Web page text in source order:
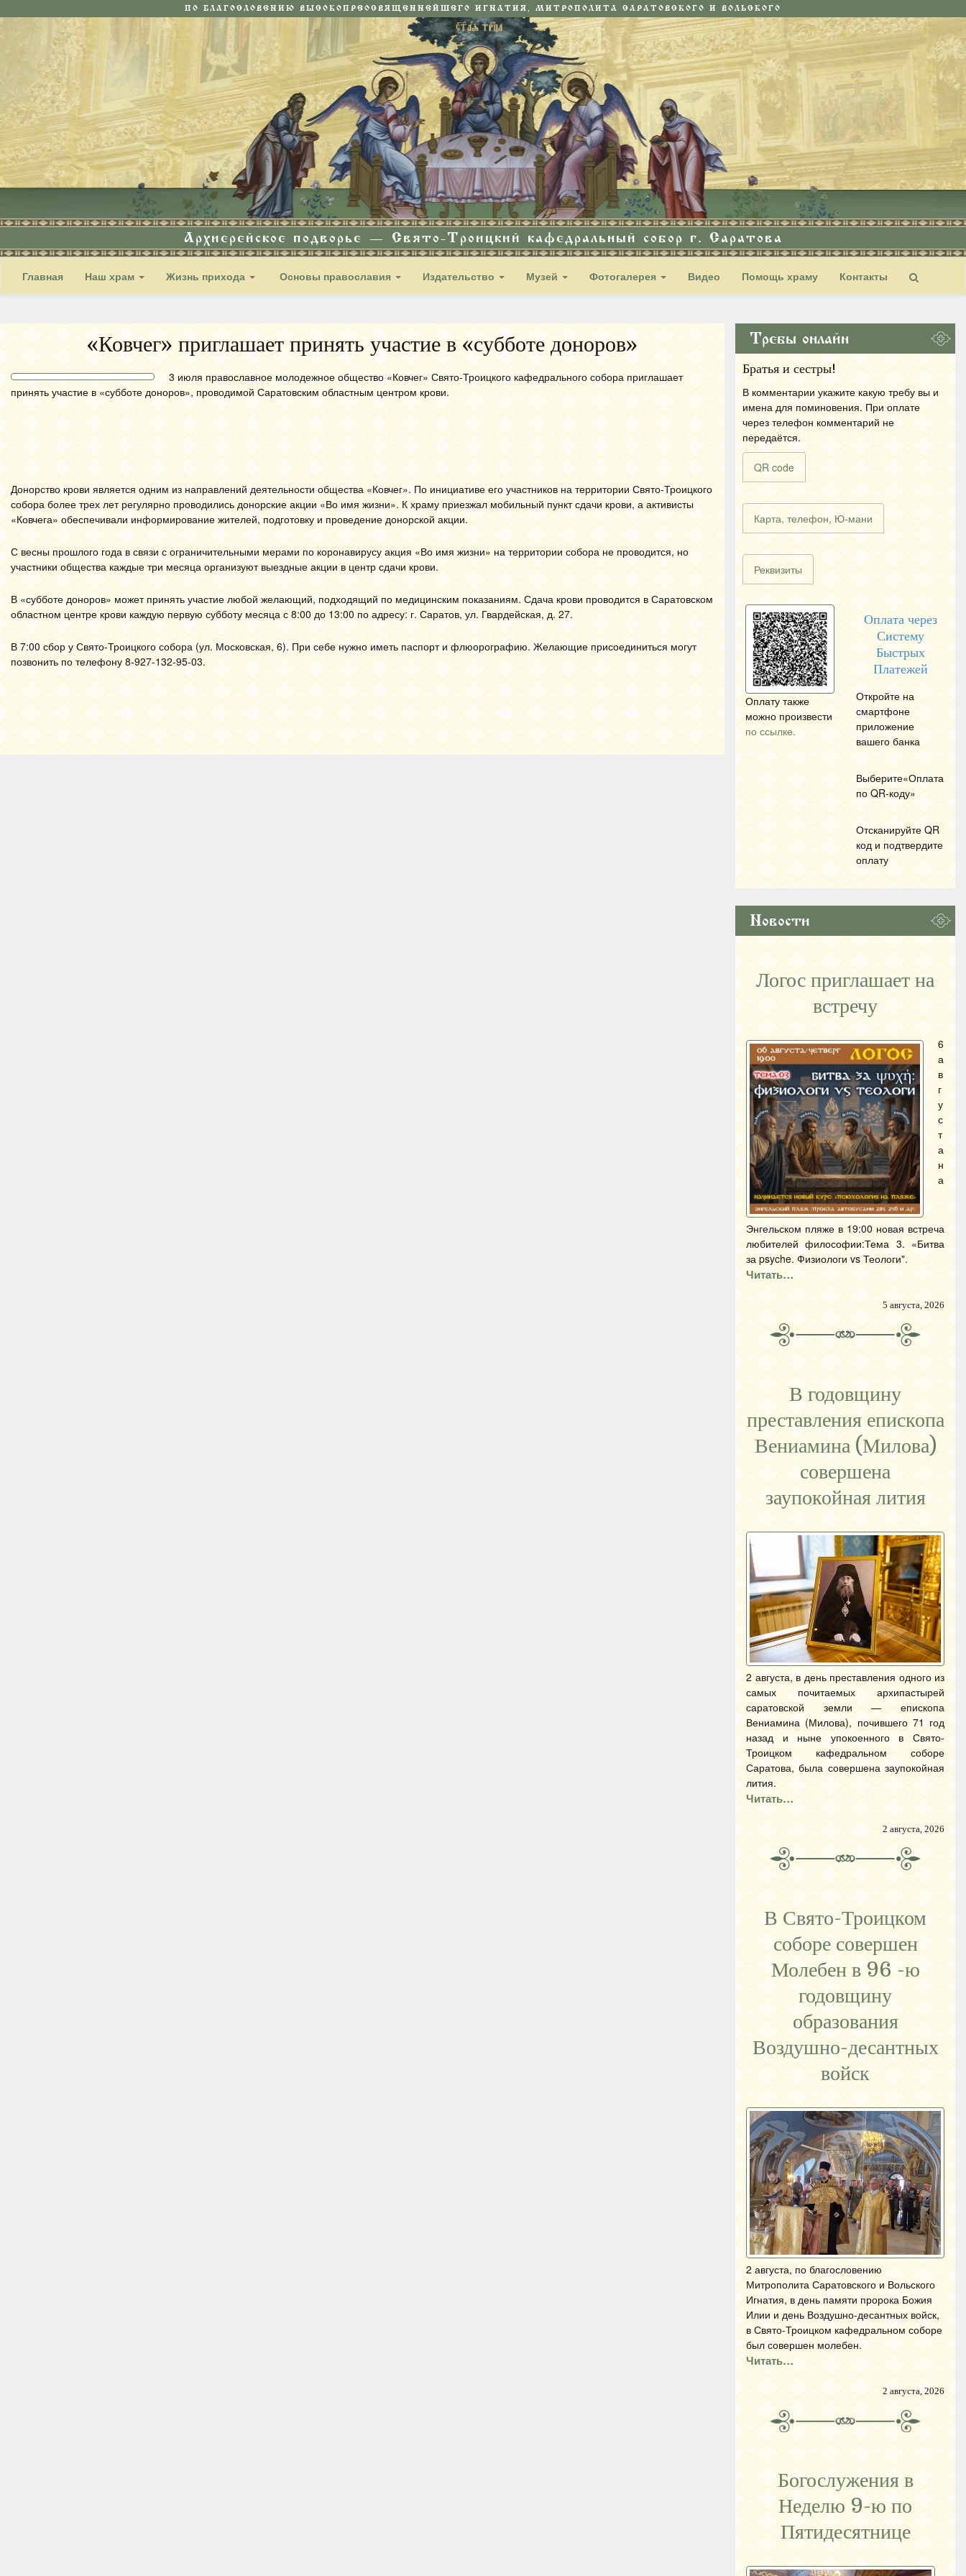
ПО БЛАГОСЛОВЕНИЮ ВЫСОКОПРЕОСВЯЩЕННЕЙШЕГО ИГНАТИЯ, МИТРОПОЛИТА САРАТОВСКОГО И ВОЛЬСКОГО
Архиерейское подворье — Свято-Троицкий кафедральный собор г. Саратова
Главная Наш храм Жизнь прихода Основы православия Издательство Музей Фотогалерея Видео Помощь храму Контакты
«Ковчег» приглашает принять участие в «субботе доноров»
3 июля православное молодежное общество «Ковчег» Свято-Троицкого кафедрального собора приглашает
принять участие в «субботе доноров», проводимой Саратовским областным центром крови.
Донорство крови является одним из направлений деятельности общества «Ковчег». По инициативе его участников на территории Свято-Троицкого
собора более трех лет регулярно проводились донорские акции «Во имя жизни». К храму приезжал мобильный пункт сдачи крови, а активисты
«Ковчега» обеспечивали информирование жителей, подготовку и проведение донорской акции.
С весны прошлого года в связи с ограничительными мерами по коронавирусу акция «Во имя жизни» на территории собора не проводится, но
участники общества каждые три месяца организуют выездные акции в центр сдачи крови.
В «субботе доноров» может принять участие любой желающий, подходящий по медицинским показаниям. Сдача крови проводится в Саратовском
областном центре крови каждую первую субботу месяца с 8:00 до 13:00 по адресу: г. Саратов, ул. Гвардейская, д. 27.
В 7:00 сбор у Свято-Троицкого собора (ул. Московская, 6). При себе нужно иметь паспорт и флюорографию. Желающие присоединиться могут
позвонить по телефону 8-927-132-95-03.
Требы онлайн
Братья и сестры!
В комментарии укажите какую требу вы и
имена для поминовения. При оплате
через телефон комментарий не
передаётся.
QR code
Карта, телефон, Ю-мани
Реквизиты
Оплату также
можно произвести
по ссылке.
Оплата через
Систему
Быстрых
Платежей
Откройте на
смартфоне
приложение
вашего банка
Выберите«Оплата
по QR-коду»
Отсканируйте QR
код и подтвердите
оплату
Новости
Логос приглашает на
встречу
6
а
в
г
у
с
т
а
н
а
Энгельском пляже в 19:00 новая встреча
любителей философии:Тема 3. «Битва
за psyche. Физиологи vs Теологи".
Читать…
5 августа, 2026
В годовщину
преставления епископа
Вениамина (Милова)
совершена
заупокойная лития
2 августа, в день преставления одного из
самых почитаемых архипастырей
саратовской земли — епископа
Вениамина (Милова), почившего 71 год
назад и ныне упокоенного в Свято-
Троицком кафедральном соборе
Саратова, была совершена заупокойная
лития.
Читать…
2 августа, 2026
В Свято-Троицком
соборе совершен
Молебен в 96 -ю
годовщину
образования
Воздушно-десантных
войск
2 августа, по благословению
Митрополита Саратовского и Вольского
Игнатия, в день памяти пророка Божия
Илии и день Воздушно-десантных войск,
в Свято-Троицком кафедральном соборе
был совершен молебен.
Читать…
2 августа, 2026
Богослужения в
Неделю 9-ю по
Пятидесятнице